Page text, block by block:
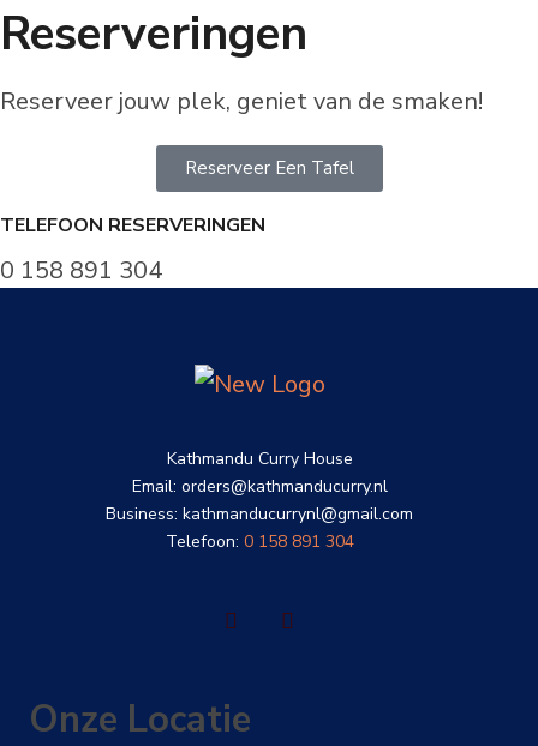
Reserveringen
Reserveer jouw plek, geniet van de smaken!
Reserveer Een Tafel
TELEFOON RESERVERINGEN
0 158 891 304
Kathmandu Curry House
Email: orders@kathmanducurry.nl
Business: kathmanducurrynl@gmail.com
Telefoon: 0 158 891 304
Onze Locatie